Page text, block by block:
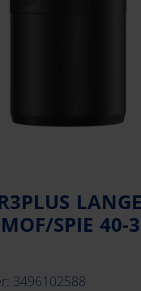
LANGE
SPIE 40-
3496102588